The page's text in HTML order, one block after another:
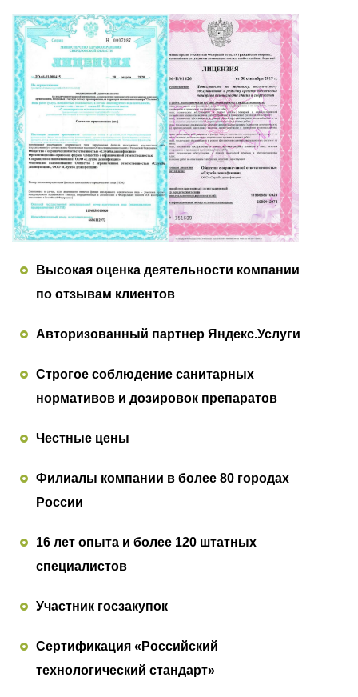
Высокая оценка деятельности компании
по отзывам клиентов
Авторизованный партнер Яндекс.Услуги
Строгое соблюдение санитарных
нормативов и дозировок препаратов
Честные цены
Филиалы компании в более 80 городах
России
16 лет опыта и более 120 штатных
специалистов
Участник госзакупок
Сертификация «Российский
технологический стандарт»